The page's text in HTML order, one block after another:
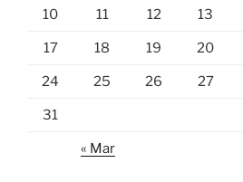
10 11 12 13
17 18 19 20
24 25 26 27
31
« Mar